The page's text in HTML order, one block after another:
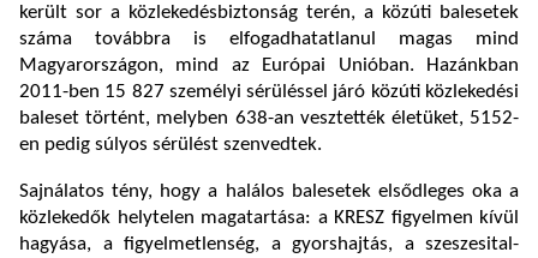
került sor a közlekedésbiztonság terén, a közúti balesetek
száma továbbra is elfogadhatatlanul magas mind
Magyarországon, mind az Európai Unióban. Hazánkban
2011-ben 15 827 személyi sérüléssel járó közúti közlekedési
baleset történt, melyben 638-an vesztették életüket, 5152-
en pedig súlyos sérülést szenvedtek.
Sajnálatos tény, hogy a halálos balesetek elsődleges oka a
közlekedők helytelen magatartása: a KRESZ figyelmen kívül
hagyása, a figyelmetlenség, a gyorshajtás, a szeszesital-